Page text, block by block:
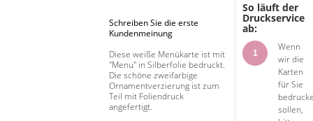
Schreiben Sie die erste
Kundenmeinung
Diese weiße Menükarte ist mit
"Menu" in Silberfolie bedruckt.
Die schöne zweifarbige
Ornamentverzierung ist zum
Teil mit Foliendruck
angefertigt.
So läuft der
Druckservice
ab:
1
Wenn
wir die
Karten
für Sie
sollen,